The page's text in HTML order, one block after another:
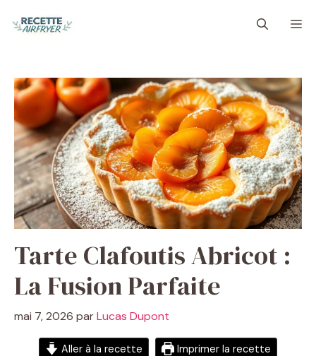
Tarte Clafoutis Abricot :
La Fusion Parfaite
mai 7, 2026 parLucas Dupont
Aller à la recette Imprimer la recette